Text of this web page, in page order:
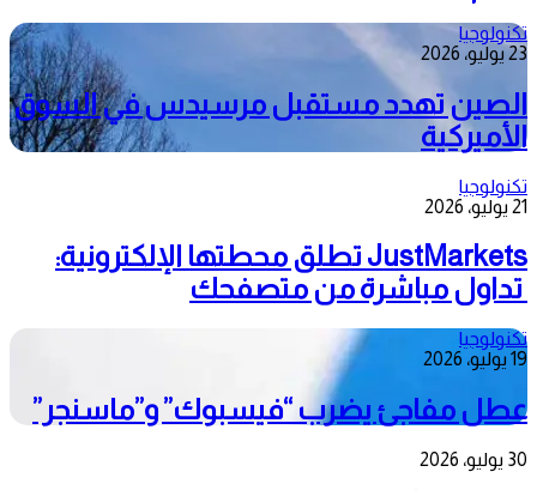
تكنولوجيا
23 يوليو، 2026
الصين تهدد مستقبل مرسيدس في السوق
الأميركية
تكنولوجيا
21 يوليو، 2026
JustMarkets تطلق محطتها الإلكترونية:
تداول مباشرة من متصفحك
تكنولوجيا
19 يوليو، 2026
عطل مفاجئ يضرب “فيسبوك” و”ماسنجر”
30 يوليو، 2026